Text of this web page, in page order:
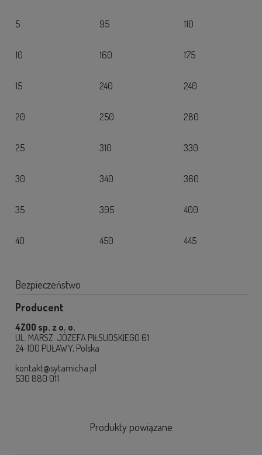
5 95 110
10 160 175
15 240 240
20 250 280
25 310 330
30 340 360
35 395 400
40 450 445
Bezpieczeństwo
Producent
4ZOO sp. z o. o.
UL. MARSZ. JÓZEFA PIŁSUDSKIEGO 61
24-100 PUŁAWY, Polska
kontakt@sytamicha.pl
530 880 011
Produkty powiązane